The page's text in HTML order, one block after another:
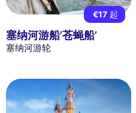
€17 起
塞纳河游船’苍蝇船’
塞纳河游轮